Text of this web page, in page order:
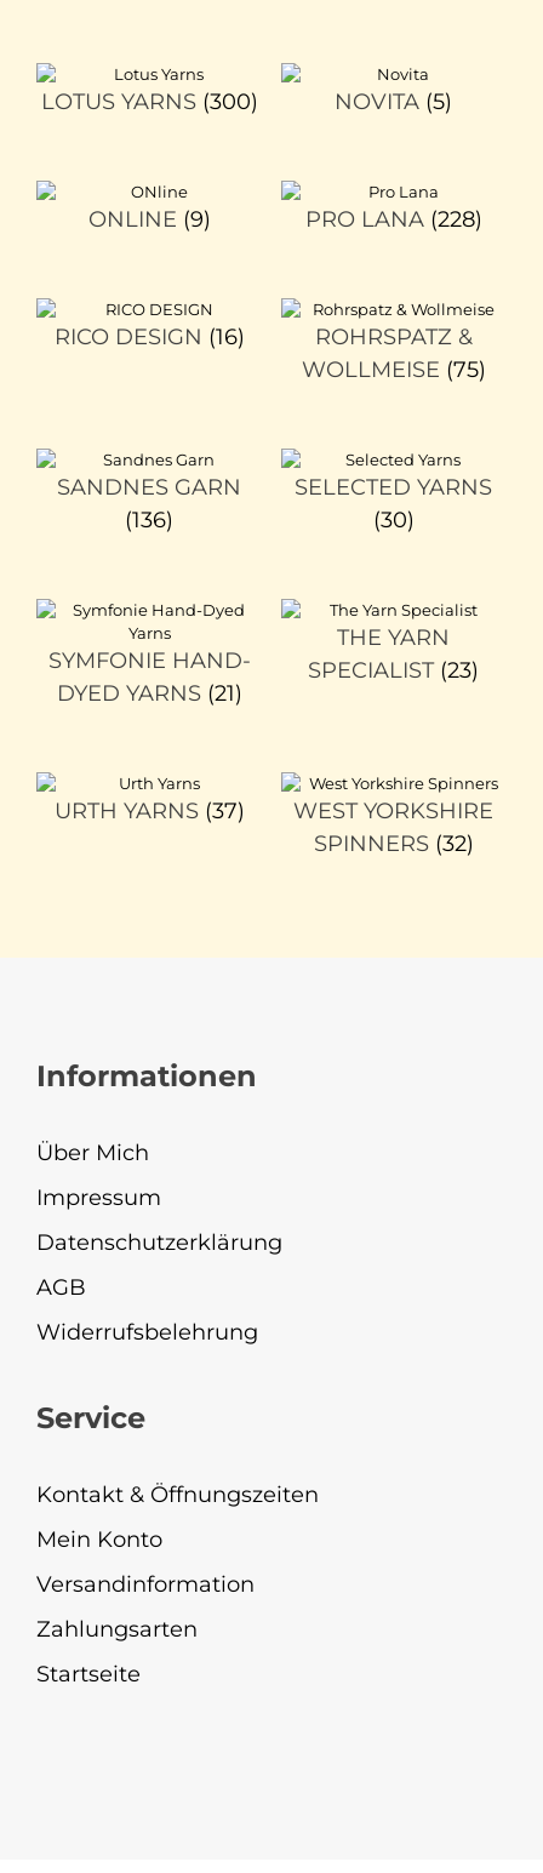
LOTUS YARNS (300) NOVITA (5)
ONLINE (9) PRO LANA (228)
RICO DESIGN (16)
ROHRSPATZ &
WOLLMEISE (75)
SANDNES GARN
(136)
SELECTED YARNS
(30)
SYMFONIE HAND-
DYED YARNS (21)
THE YARN
SPECIALIST (23)
URTH YARNS (37)
WEST YORKSHIRE
SPINNERS (32)
Informationen
Über Mich
Impressum
Datenschutzerklärung
AGB
Widerrufsbelehrung
Service
Kontakt & Öffnungszeiten
Mein Konto
Versandinformation
Zahlungsarten
Startseite